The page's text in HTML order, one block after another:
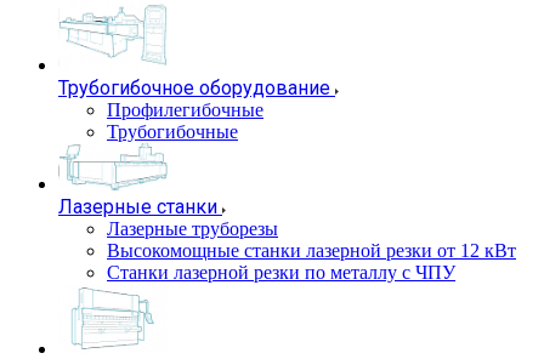
Трубогибочное оборудование
Профилегибочные
Трубогибочные
Лазерные станки
Лазерные труборезы
Высокомощные станки лазерной резки от 12 кВт
Станки лазерной резки по металлу с ЧПУ